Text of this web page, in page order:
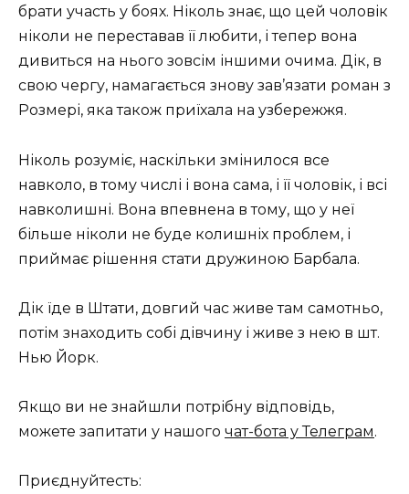
брати участь у боях. Ніколь знає, що цей чоловік
ніколи не переставав її любити, і тепер вона
дивиться на нього зовсім іншими очима. Дік, в
свою чергу, намагається знову зав’язати роман з
Розмері, яка також приїхала на узбережжя.
Ніколь розуміє, наскільки змінилося все
навколо, в тому числі і вона сама, і її чоловік, і всі
навколишні. Вона впевнена в тому, що у неї
більше ніколи не буде колишніх проблем, і
приймає рішення стати дружиною Барбала.
Дік їде в Штати, довгий час живе там самотньо,
потім знаходить собі дівчину і живе з нею в шт.
Нью Йорк.
Якщо ви не знайшли потрібну відповідь,
можете запитати у нашого чат-бота у Телеграм.
Приєднуйтесть: